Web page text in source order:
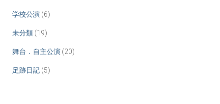
学校公演 (6)
未分類 (19)
舞台．自主公演 (20)
足跡日記 (5)